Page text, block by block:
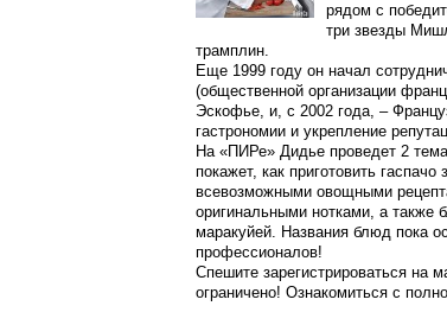
рядом с
три звезды
трамплин.
Еще 1999 году он начал
(общественной организации
Эскофье, и, с 2002 года, –
гастрономии и укрепление
На «ПИРе» Дидье проведет 2
покажет, как приготовить
всевозможными овощными
оригинальными нотками, а также
маракуйей. Названия блюд пока
профессионалов!
Спешите зарегистрироваться на
ограничено! Ознакомиться с